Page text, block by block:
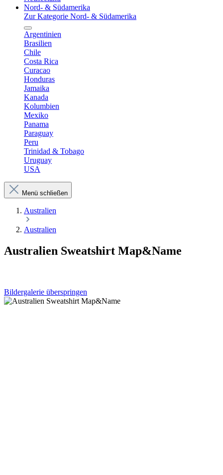
Nord- & Südamerika
Zur Kategorie Nord- & Südamerika
Argentinien
Brasilien
Chile
Costa Rica
Curacao
Honduras
Jamaika
Kanada
Kolumbien
Mexiko
Panama
Paraguay
Peru
Trinidad & Tobago
Uruguay
USA
Menü schließen
Australien
Australien
Australien Sweatshirt Map&Name
Bildergalerie überspringen